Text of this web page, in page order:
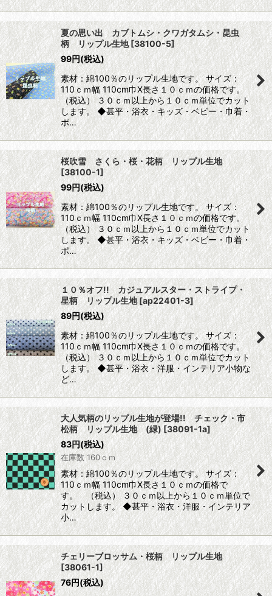
夏の思い出 カブトムシ・クワガタムシ・昆虫
柄 リップル生地 [38100-5]
99円(税込)
素材：綿100％のリップル生地です。 サイズ：
110ｃｍ幅 110cm巾X長さ１０ｃｍの価格です。
（税込） ３０ｃｍ以上から１０ｃｍ単位でカット
します。 ◆甚平・浴衣・キッズ・ベビー・巾着・
ポ…
桜吹雪 さくら・桜・花柄 リップル生地
[38100-1]
99円(税込)
素材：綿100％のリップル生地です。 サイズ：
110ｃｍ幅 110cm巾X長さ１０ｃｍの価格です。
（税込） ３０ｃｍ以上から１０ｃｍ単位でカット
します。 ◆甚平・浴衣・キッズ・ベビー・巾着・
ポ…
１０％オフ!! カジュアルスター・ストライプ・
星柄 リップル生地 [ap22401-3]
89円(税込)
素材：綿100％のリップル生地です。 サイズ：
110ｃｍ幅 110cm巾X長さ１０ｃｍの価格です。
（税込） ３０ｃｍ以上から１０ｃｍ単位でカット
します。 ◆甚平・浴衣・洋服・インテリア小物な
ど…
大人気柄のリップル生地が登場!! チェック・市
松柄 リップル生地 (緑) [38091-1a]
83円(税込)
在庫数 160ｃｍ
素材：綿100％のリップル生地です。 サイズ：
110ｃｍ幅 110cm巾X長さ１０ｃｍの価格で
す。 （税込） ３０ｃｍ以上から１０ｃｍ単位で
カットします。 ◆甚平・浴衣・洋服・インテリア
小…
チェリーブロッサム・桜柄 リップル生地
[38061-1]
76円(税込)